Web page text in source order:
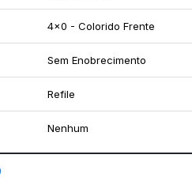
4x0 - Colorido Frente
Sem Enobrecimento
Refile
Nenhum
Saiba como utilizar os nossos gabaritos